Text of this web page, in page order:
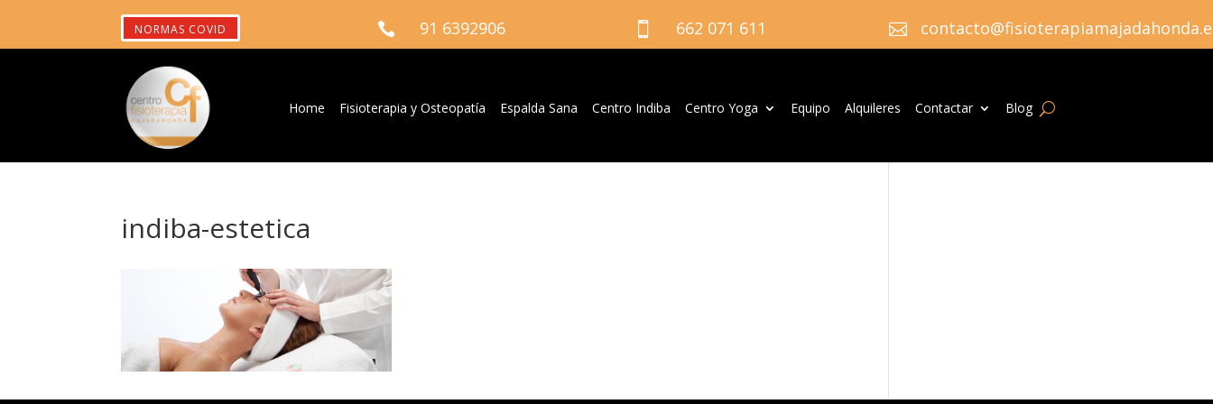
NORMAS COVID  91 6392906  662 071 611 
Home Fisioterapia y Osteopatía Espalda Sana Centro Indiba Centro Yoga Equipo Alquileres Contactar Blog
indiba-estetica